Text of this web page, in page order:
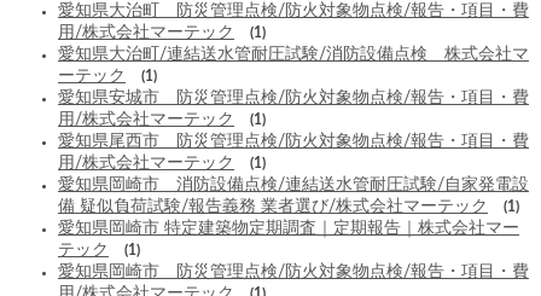
愛知県大治町 防災管理点検/防火対象物点検/報告・項目・費
用/株式会社マーテック
(1)
愛知県大治町/連結送水管耐圧試験/消防設備点検 株式会社マ
ーテック
(1)
愛知県安城市 防災管理点検/防火対象物点検/報告・項目・費
用/株式会社マーテック
(1)
愛知県尾西市 防災管理点検/防火対象物点検/報告・項目・費
用/株式会社マーテック
(1)
愛知県岡崎市 消防設備点検/連結送水管耐圧試験/自家発電設
備 疑似負荷試験/報告義務 業者選び/株式会社マーテック
(1)
愛知県岡崎市 特定建築物定期調査｜定期報告｜株式会社マー
テック
(1)
愛知県岡崎市 防災管理点検/防火対象物点検/報告・項目・費